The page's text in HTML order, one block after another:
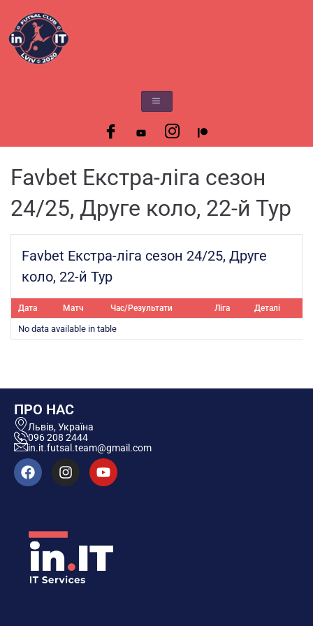
Favbet Екстра-ліга сезон
24/25, Друге коло, 22-й Тур
Favbet Екстра-ліга сезон 24/25, Друге
коло, 22-й Тур
Дата Матч Час/Результати Ліга Деталі
No data available in table
ПРО НАС
Львів, Україна
096 208 2444
in.it.futsal.team@gmail.com